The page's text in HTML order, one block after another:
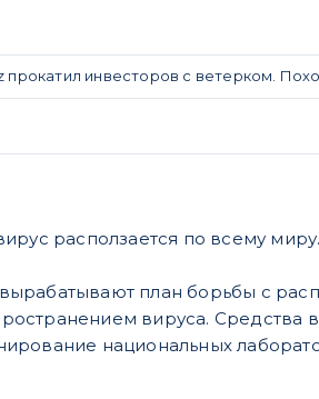
прокатил инвесторов с ветерком.
расползается по всему
план борьбы с
вируса.
национальных